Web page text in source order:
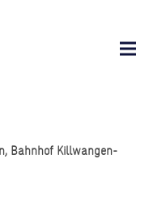
Bahnhof Killwangen-